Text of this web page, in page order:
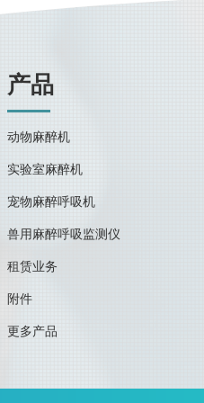
产品
动物麻醉机
实验室麻醉机
宠物麻醉呼吸机
兽用麻醉呼吸监测仪
租赁业务
附件
更多产品